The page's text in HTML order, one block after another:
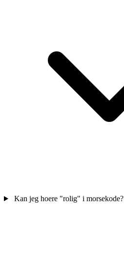
Kan jeg hoere "rolig" i morsekode?